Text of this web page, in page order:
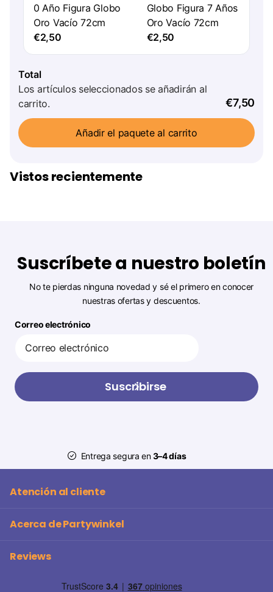
0 Año Figura Globo
Oro Vacío 72cm
€2,50
Globo Figura 7 Años
Oro Vacío 72cm
€2,50
Total
Los artículos seleccionados se añadirán al
carrito.
€7,50
Añadir el paquete al carrito
Vistos recientemente
Suscríbete a nuestro boletín
No te pierdas ninguna novedad y sé el primero en conocer
nuestras ofertas y descuentos.
Correo electrónico
Suscribirse
Entrega segura en3–4 días
Atención al cliente
Acerca de Partywinkel
Reviews